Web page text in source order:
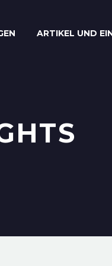
ARTIKEL UND